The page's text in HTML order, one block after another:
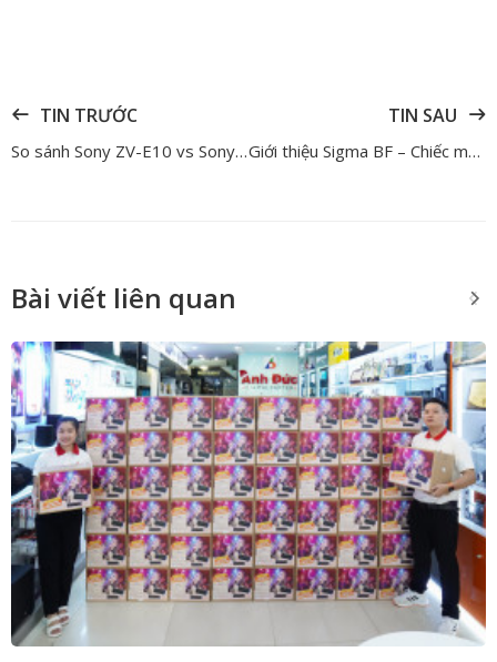
TIN TRƯỚC
So sánh Sony ZV-E10 vs Sony A6400: Đâu là quán quân cho danh hiệu máy quay vlog hàng đầu
TIN SAU
Giới thiệu Sigma BF – Chiếc máy ảnh “độc lạ” hứa hẹn một trải nghiệm khác biệt
Bài viết liên quan